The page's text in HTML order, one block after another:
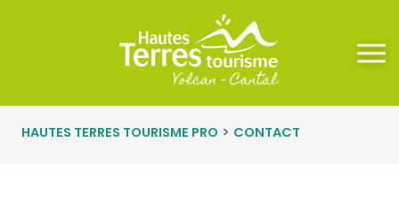
HAUTES TERRES TOURISME PRO > CONTACT
Panneau de gestion des cookies